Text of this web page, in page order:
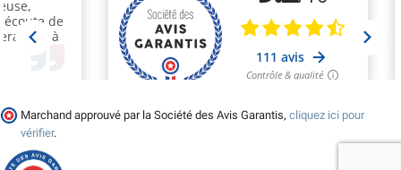
Marchand approuvé par la Société des Avis Garantis, cliquez ici pour
vérifier.